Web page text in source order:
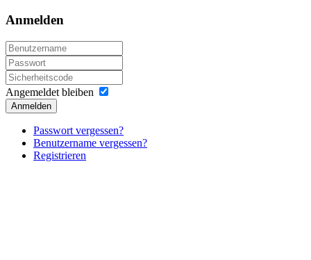
Anmelden
Angemeldet bleiben
Anmelden
Passwort vergessen?
Benutzername vergessen?
Registrieren